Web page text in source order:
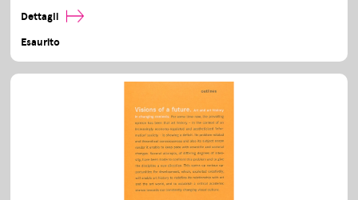
Dettagli
Esaurito